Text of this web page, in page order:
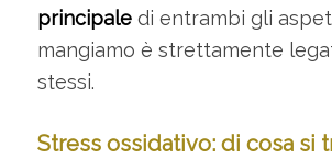
principaledi entrambi gli
mangiamo è strettamente
stessi.
Stress ossidativo: di cosa si